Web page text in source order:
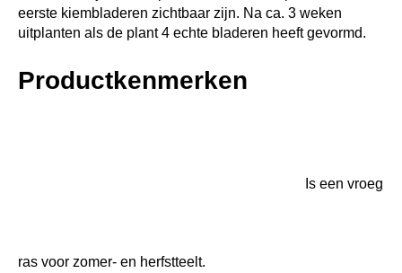
eerste kiembladeren zichtbaar zijn. Na ca. 3 weken
uitplanten als de plant 4 echte bladeren heeft gevormd.
Productkenmerken
Is een vroeg
ras voor zomer- en herfstteelt.